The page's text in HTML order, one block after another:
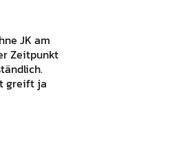
JK am
Zeitpunkt
greift ja